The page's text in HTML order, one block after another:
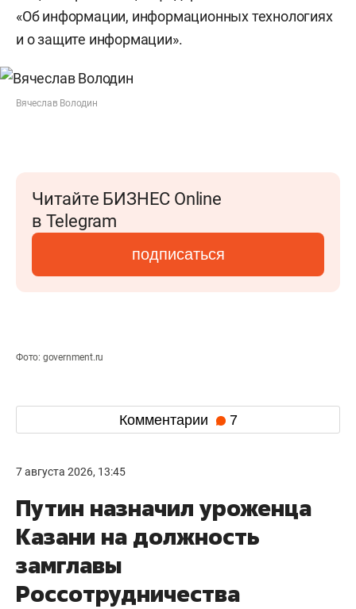
«Об информации, информационных технологиях
и о защите информации».
Вячеслав Володин
Читайте БИЗНЕС Online
в Telegram
подписаться
Фото: government.ru
Комментарии 7
7 августа 2026, 13:45
Путин назначил уроженца
Казани на должность
замглавы
Россотрудничества